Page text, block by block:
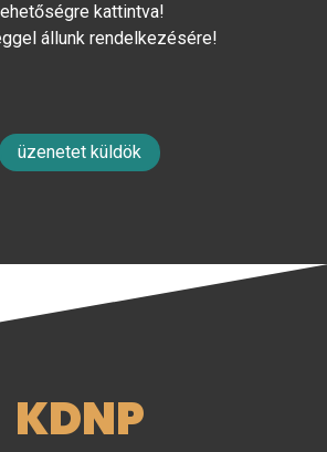
lehetőségre kattintva!
állunk rendelkezésére!
üzenetet küldök
KDNP